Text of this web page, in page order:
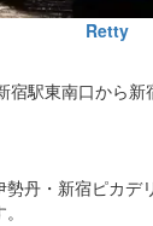
Retty
宿駅東南口から
勢丹・新宿ピカデ